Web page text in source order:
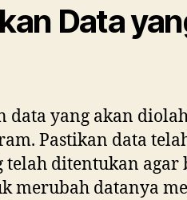
Data
data yang akan
Pastikan data
telah ditentukan agar
merubah datanya